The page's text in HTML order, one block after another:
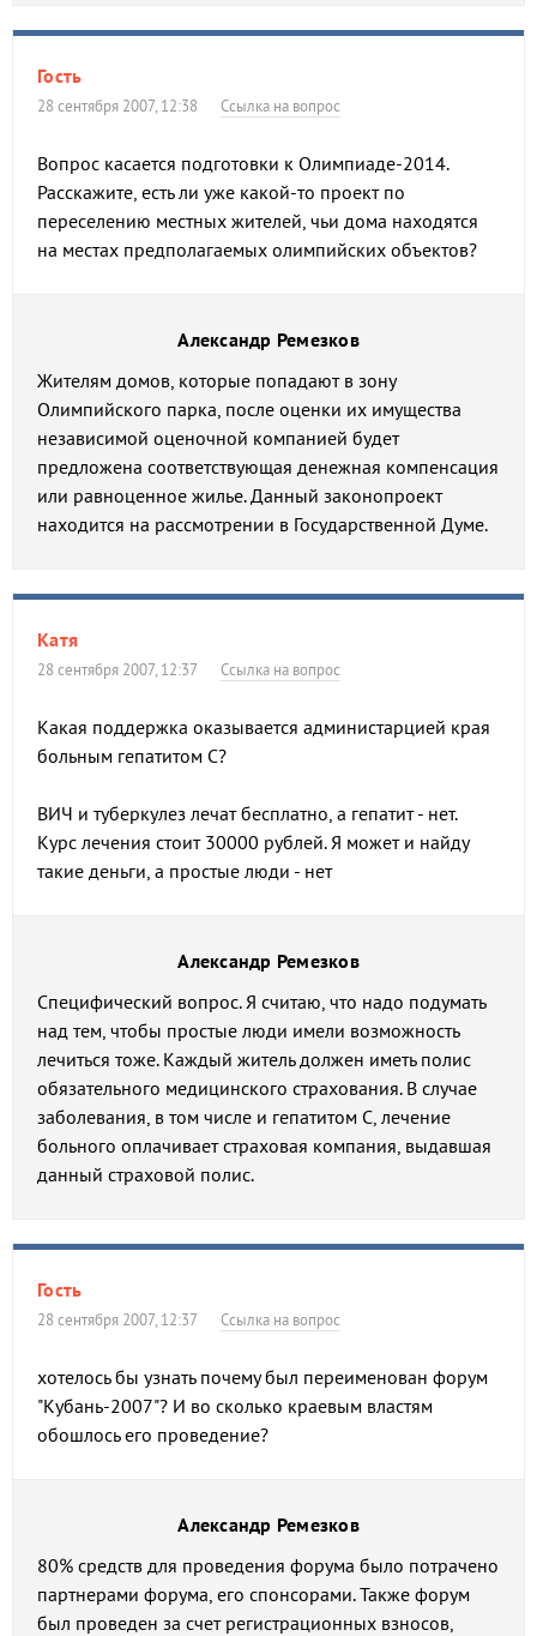
Гость
28 сентября 2007, 12:38 Ссылка на вопрос
Вопрос касается подготовки к Олимпиаде-2014.
Расскажите, есть ли уже какой-то проект по
переселению местных жителей, чьи дома находятся
на местах предполагаемых олимпийских объектов?
Александр Ремезков
Жителям домов, которые попадают в зону
Олимпийского парка, после оценки их имущества
независимой оценочной компанией будет
предложена соответствующая денежная компенсация
или равноценное жилье. Данный законопроект
находится на рассмотрении в Государственной Думе.
Катя
28 сентября 2007, 12:37 Ссылка на вопрос
Какая поддержка оказывается администарцией края
больным гепатитом С?
ВИЧ и туберкулез лечат бесплатно, а гепатит - нет.
Курс лечения стоит 30000 рублей. Я может и найду
такие деньги, а простые люди - нет
Александр Ремезков
Специфический вопрос. Я считаю, что надо подумать
над тем, чтобы простые люди имели возможность
лечиться тоже. Каждый житель должен иметь полис
обязательного медицинского страхования. В случае
заболевания, в том числе и гепатитом С, лечение
больного оплачивает страховая компания, выдавшая
данный страховой полис.
Гость
28 сентября 2007, 12:37 Ссылка на вопрос
хотелось бы узнать почему был переименован форум
"Кубань-2007"? И во сколько краевым властям
обошлось его проведение?
Александр Ремезков
80% средств для проведения форума было потрачено
партнерами форума, его спонсорами. Также форум
был проведен за счет регистрационных взносов,